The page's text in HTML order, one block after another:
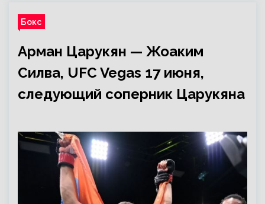
Бокс
Арман Царукян — Жоаким
Силва, UFC Vegas 17 июня,
следующий соперник Царукяна